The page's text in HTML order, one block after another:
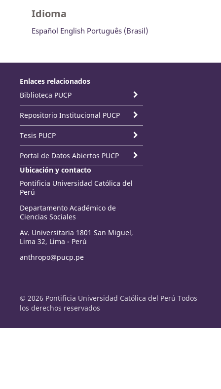
Idioma
Español English Português (Brasil)
Enlaces relacionados
Biblioteca PUCP
Repositorio Institucional PUCP
Tesis PUCP
Portal de Datos Abiertos PUCP
Ubicación y contacto
Pontificia Universidad Católica del
Perú
Departamento Académico de
Ciencias Sociales
Av. Universitaria 1801 San Miguel,
Lima 32, Lima - Perú
anthropo@pucp.pe
© 2026 Pontificia Universidad Católica del Perú Todos
los derechos reservados